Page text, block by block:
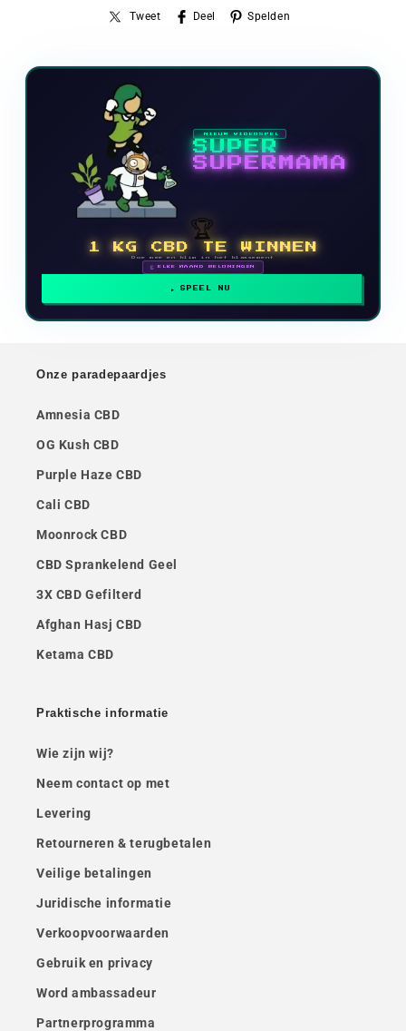
Tweet Deel Spelden
NIEUW VIDEOSPEL
SUPER
SUPERMAMA
🏆
1 KG CBD TE WINNEN
Doe mee en klim in het klassement
🗓 ELKE MAAND BELONINGEN
SPEEL NU
Onze paradepaardjes
Amnesia CBD
OG Kush CBD
Purple Haze CBD
Cali CBD
Moonrock CBD
CBD Sprankelend Geel
3X CBD Gefilterd
Afghan Hasj CBD
Ketama CBD
Praktische informatie
Wie zijn wij?
Neem contact op met
Levering
Retourneren & terugbetalen
Veilige betalingen
Juridische informatie
Verkoopvoorwaarden
Gebruik en privacy
Word ambassadeur
Partnerprogramma